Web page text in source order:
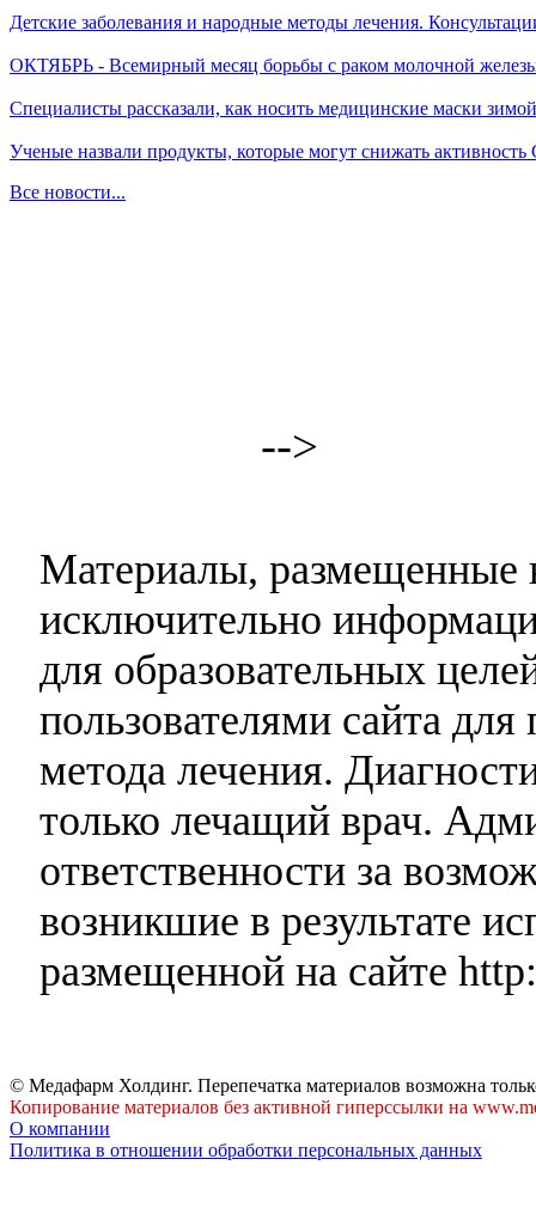
Детские заболевания и народные методы лечения.
ОКТЯБРЬ - Всемирный месяц борьбы с раком молочной
Специалисты рассказали, как носить медицинские маски зимой
Ученые назвали продукты, которые могут снижать
Все новости...
-->
Материалы, размещенные
исключительно
для образовательных
пользователями сайта
метода лечения.
только лечащий врач.
ответственности за
возникшие в результате
размещенной на сайте
© Медафарм Холдинг. Перепечатка материалов возможна
Копирование материалов без активной гиперссылки на
О компании
Политика в отношении обработки персональных данных